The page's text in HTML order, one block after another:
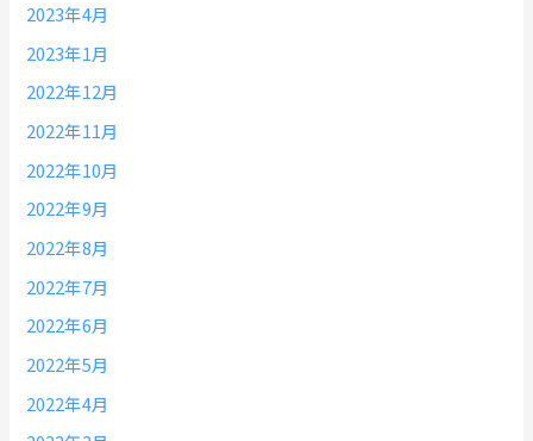
2023年4月
2023年1月
2022年12月
2022年11月
2022年10月
2022年9月
2022年8月
2022年7月
2022年6月
2022年5月
2022年4月